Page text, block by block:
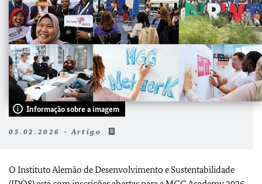
Informação sobre a imagem
05.02.2026 - Artigo
O Instituto Alemão de Desenvolvimento e Sustentabilidade